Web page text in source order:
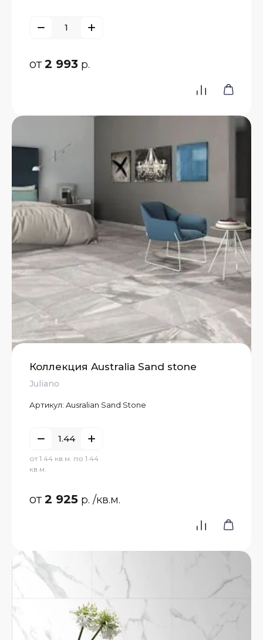
от2 993 р.
Коллекция Australia Sand stone
Juliano
Артикул: Ausralian Sand Stone
от 1.44 кв.м. по 1.44
кв.м.
от2 925 р. /кв.м.